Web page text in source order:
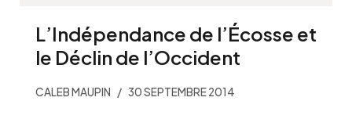
L’Indépendance de l’Écosse et
le Déclin de l’Occident
CALEB MAUPIN 30 SEPTEMBRE 2014